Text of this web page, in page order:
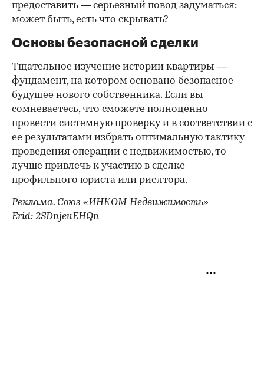
предоставить — серьезный повод задуматься:
может быть, есть что скрывать?
Основы безопасной сделки
Тщательное изучение истории квартиры —
фундамент, на котором основано безопасное
будущее нового собственника. Если вы
сомневаетесь, что сможете полноценно
провести системную проверку и в соответствии с
ее результатами избрать оптимальную тактику
проведения операции с недвижимостью, то
лучше привлечь к участию в сделке
профильного юриста или риелтора.
Реклама. Союз «ИНКОМ-Недвижимость»
Erid: 2SDnjeuEHQn